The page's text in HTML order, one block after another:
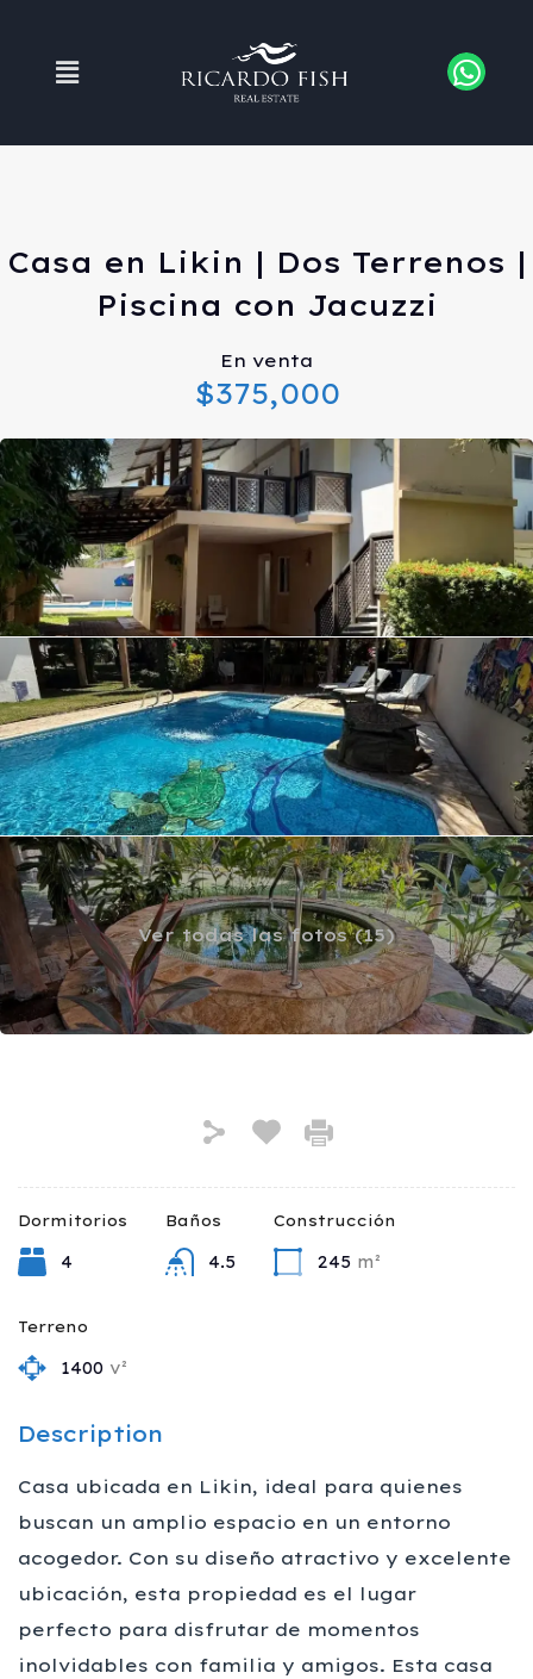
Casa en Likin | Dos Terrenos |
Piscina con Jacuzzi
En venta
$375,000
Ver todas las fotos (15)
Dormitorios
4
Baños
4.5
Construcción
245 m²
Terreno
1400 v²
Description
Casa ubicada en Likin, ideal para quienes
buscan un amplio espacio en un entorno
acogedor. Con su diseño atractivo y excelente
ubicación, esta propiedad es el lugar
perfecto para disfrutar de momentos
inolvidables con familia y amigos. Esta casa